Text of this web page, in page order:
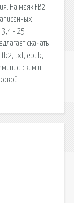
На маяк FB2.
3,4 - 25
скачать
fb2, txt, epub,
и